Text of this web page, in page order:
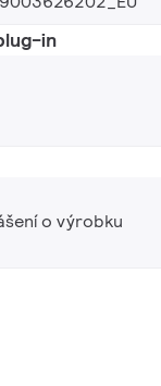
in
o výrobku